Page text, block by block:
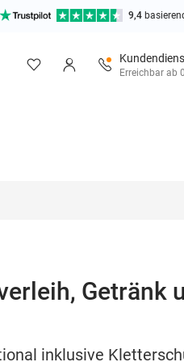
9,4
Erreichbar ab
Getränk
inklusive